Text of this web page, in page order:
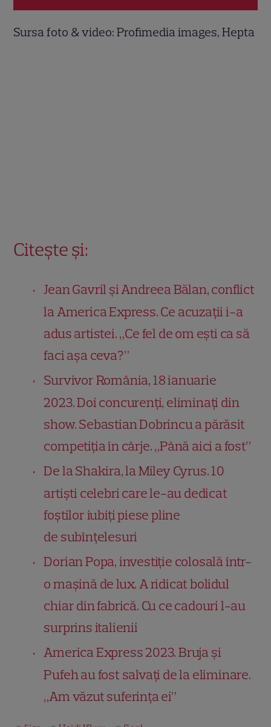
Sursa foto & video: Profimedia images, Hepta
Citește și:
Jean Gavril și Andreea Bălan, conflict
la America Express. Ce acuzații i-a
adus artistei. „Ce fel de om ești ca să
faci așa ceva?”
Survivor România, 18 ianuarie
2023. Doi concurenți, eliminați din
show. Sebastian Dobrincu a părăsit
competiția în cârje. „Până aici a fost”
De la Shakira, la Miley Cyrus. 10
artiști celebri care le-au dedicat
foștilor iubiți piese pline
de subînţelesuri
Dorian Popa, investiție colosală într-
o mașină de lux. A ridicat bolidul
chiar din fabrică. Cu ce cadouri l-au
surprins italienii
America Express 2023. Bruja și
Pufeh au fost salvați de la eliminare.
„Am văzut suferința ei”